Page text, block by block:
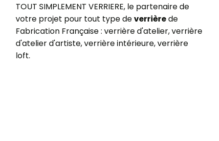
TOUT SIMPLEMENT VERRIERE, le partenaire de
votre projet pour tout type deverrièrede
Fabrication Française : verrière d'atelier, verrière
d'atelier d'artiste, verrière intérieure, verrière
loft.